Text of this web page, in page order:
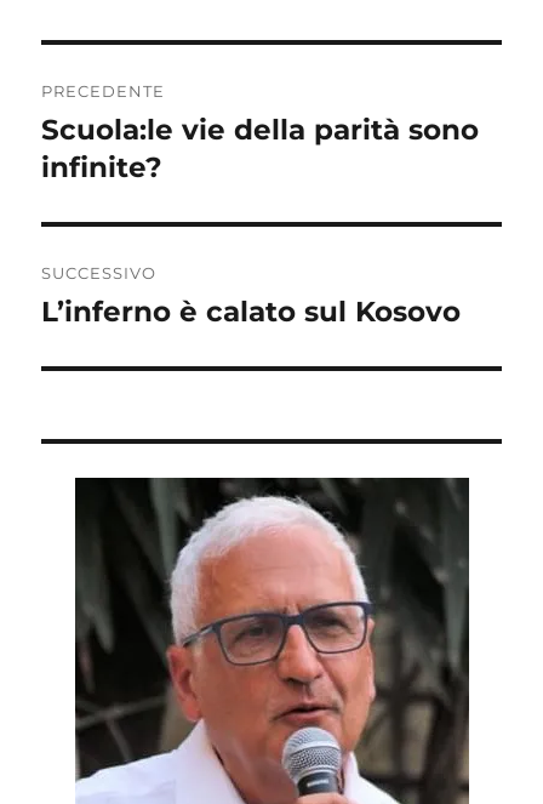
articoli
PRECEDENTE
Articolo
precedente:
Scuola:le vie della parità sono
infinite?
SUCCESSIVO
Articolo
L’inferno è calato sul Kosovo